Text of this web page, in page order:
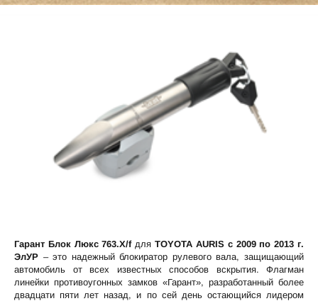
Гарант Блок Люкс 763.X/fдляTOYOTA AURIS c 2009 по 2013 г.
ЭлУР – это надежный блокиратор рулевого вала, защищающий
автомобиль от всех известных способов вскрытия. Флагман
линейки противоугонных замков «Гарант», разработанный более
двадцати пяти лет назад, и по сей день остающийся лидером